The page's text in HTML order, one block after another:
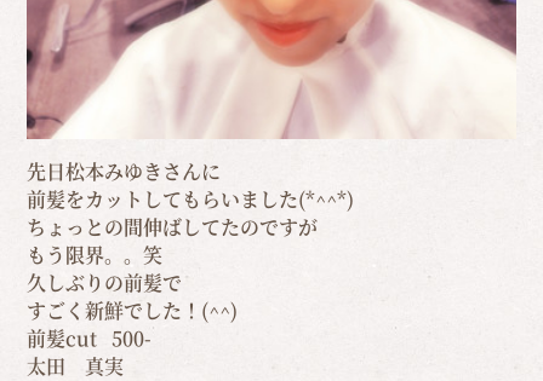
先日松本みゆきさんに
前髪をカットしてもらいました(*^^*)
ちょっとの間伸ばしてたのですが
もう限界。。笑
久しぶりの前髪で
すごく新鮮でした！(^^)
前髪cut 500-
太田 真実